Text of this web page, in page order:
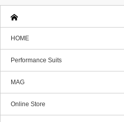
HOME
Performance Suits
MAG
Online Store